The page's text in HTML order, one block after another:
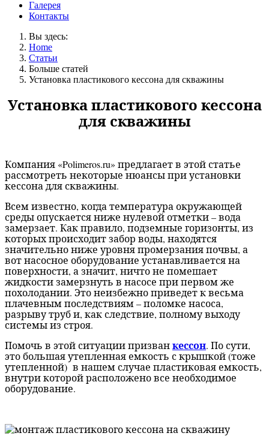
Галерея
Контакты
Вы здесь:
Home
Статьи
Больше статей
Установка пластикового кессона для скважины
Установка пластикового кессона
для скважины
Компания «Polimeros.ru» предлагает в этой статье
рассмотреть некоторые нюансы при установки
кессона для скважины.
Всем известно, когда температура окружающей
среды опускается ниже нулевой отметки – вода
замерзает. Как правило, подземные горизонты, из
которых происходит забор воды, находятся
значительно ниже уровня промерзания почвы, а
вот насосное оборудование устанавливается на
поверхности, а значит, ничто не помешает
жидкости замерзнуть в насосе при первом же
похолодании. Это неизбежно приведет к весьма
плачевным последствиям – поломке насоса,
разрыву труб и, как следствие, полному выходу
системы из строя.
Помочь в этой ситуации призванкессон. По сути,
это большая утепленная емкость с крышкой (тоже
утепленной) в нашем случае пластиковая емкость,
внутри которой расположено все необходимое
оборудование.